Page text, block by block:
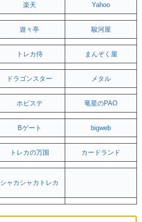
楽天 Yahoo
遊々亭 駿河屋
トレカ侍 まんぞく屋
ドラゴンスター メタル
ホビステ 竜星のPAO
Bゲート bigweb
トレカの万国 カードランド
シャカシャカトレカ